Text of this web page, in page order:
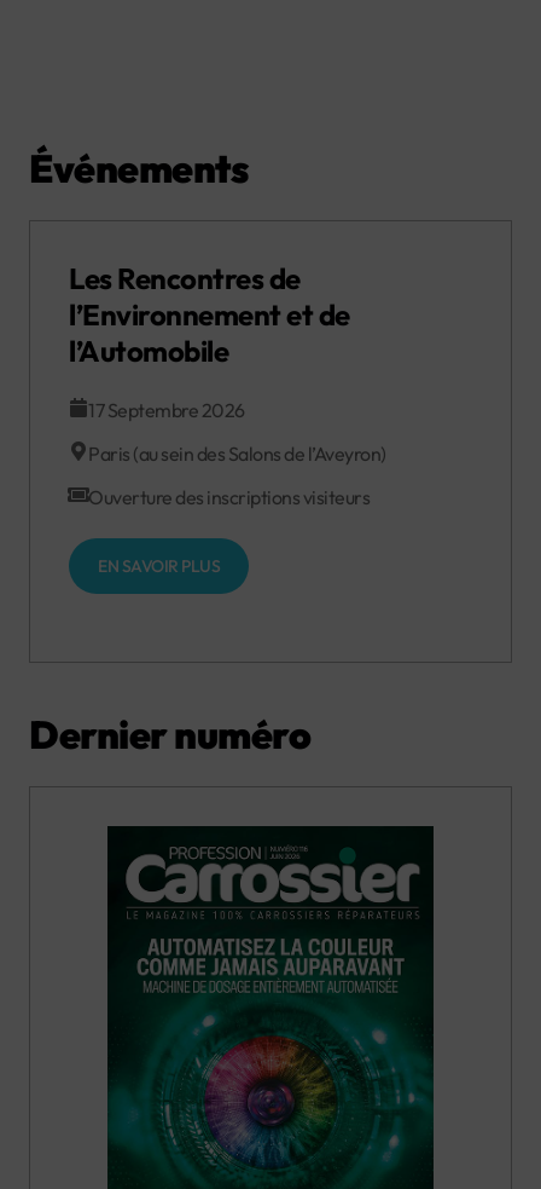
Événements
Les Rencontres de
l’Environnement et de
l’Automobile
17 Septembre 2026
Paris (au sein des Salons de l’Aveyron)
Ouverture des inscriptions visiteurs
EN SAVOIR PLUS
Dernier numéro